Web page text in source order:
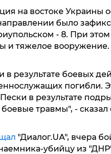
на востоке Украины
было
- 8. При
и тяжелое вооружение.
в результате боевых
погибли.
в результате
травмы", - сказал
"Диалог.UA", вчера
убийцу из